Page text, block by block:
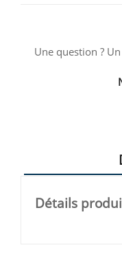
Une question ?
Détails